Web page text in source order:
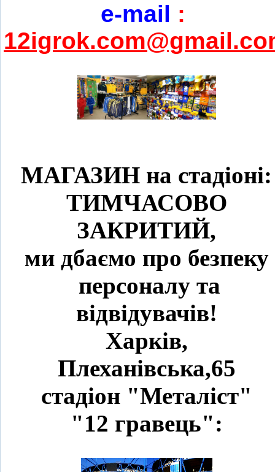
e-mail :
МАГАЗИН на стадіоні:
ТИМЧАСОВО
ЗАКРИТИЙ,
ми дбаємо про безпеку
персоналу та
відвідувачів!
Харків,
Плеханівська,65
стадіон "Металіст"
"12 гравець":